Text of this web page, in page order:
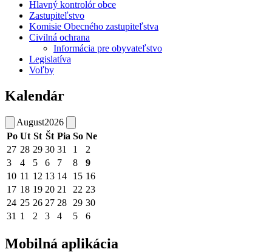
Hlavný kontrolór obce
Zastupiteľstvo
Komisie Obecného zastupiteľstva
Civilná ochrana
Informácia pre obyvateľstvo
Legislatíva
Voľby
Kalendár
August2026
Po Ut St Št Pia So Ne
27 28 29 30 31 1
2
3
4 5 6 7 8
9
10 11 12 13 14 15 16
17 18 19 20 21 22 23
24 25 26 27 28 29 30
31 1 2 3 4 5 6
Mobilná aplikácia